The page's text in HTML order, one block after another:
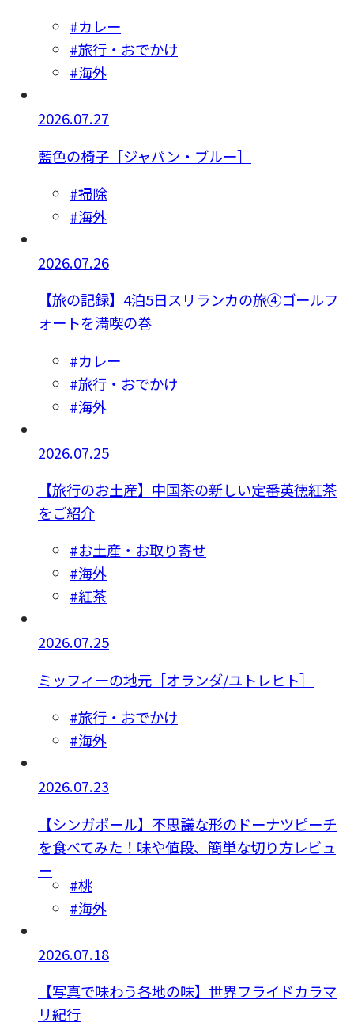
#カレー
#旅行・おでかけ
#海外
2026.07.27
藍色の椅子［ジャパン・ブルー］
#掃除
#海外
2026.07.26
【旅の記録】4泊5日スリランカの旅④ゴールフ
ォートを満喫の巻
#カレー
#旅行・おでかけ
#海外
2026.07.25
【旅行のお土産】中国茶の新しい定番英徳紅茶
をご紹介
#お土産・お取り寄せ
#海外
#紅茶
2026.07.25
ミッフィーの地元［オランダ/ユトレヒト］
#旅行・おでかけ
#海外
2026.07.23
【シンガポール】不思議な形のドーナツピーチ
を食べてみた！味や値段、簡単な切り方レビュ
ー
#桃
#海外
2026.07.18
【写真で味わう各地の味】世界フライドカラマ
リ紀行